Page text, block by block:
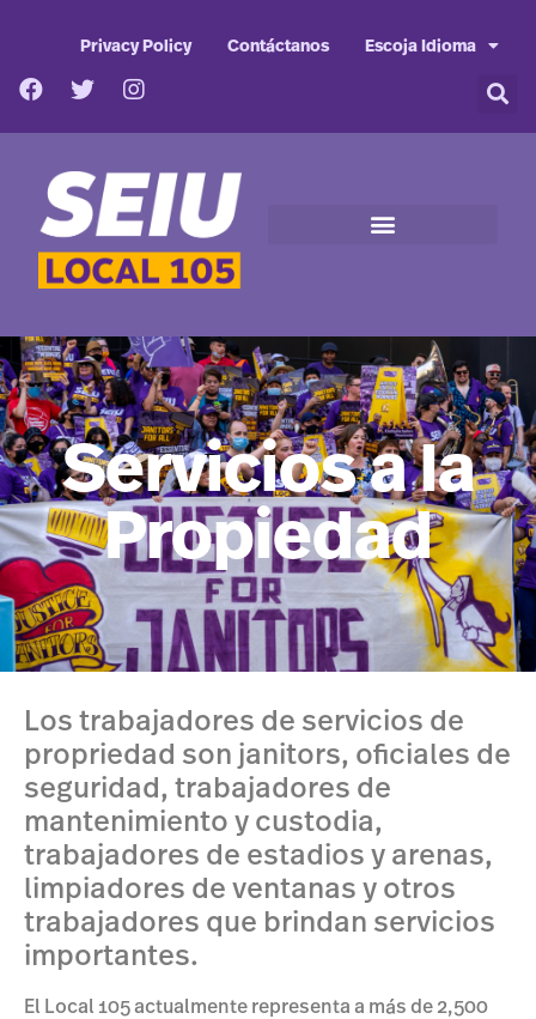
Privacy Policy Contáctanos Escoja Idioma
Servicios a la
Propiedad
Los trabajadores de servicios de
propriedad son janitors, oficiales de
seguridad, trabajadores de
mantenimiento y custodia,
trabajadores de estadios y arenas,
limpiadores de ventanas y otros
trabajadores que brindan servicios
importantes.
El Local 105 actualmente representa a más de 2,500